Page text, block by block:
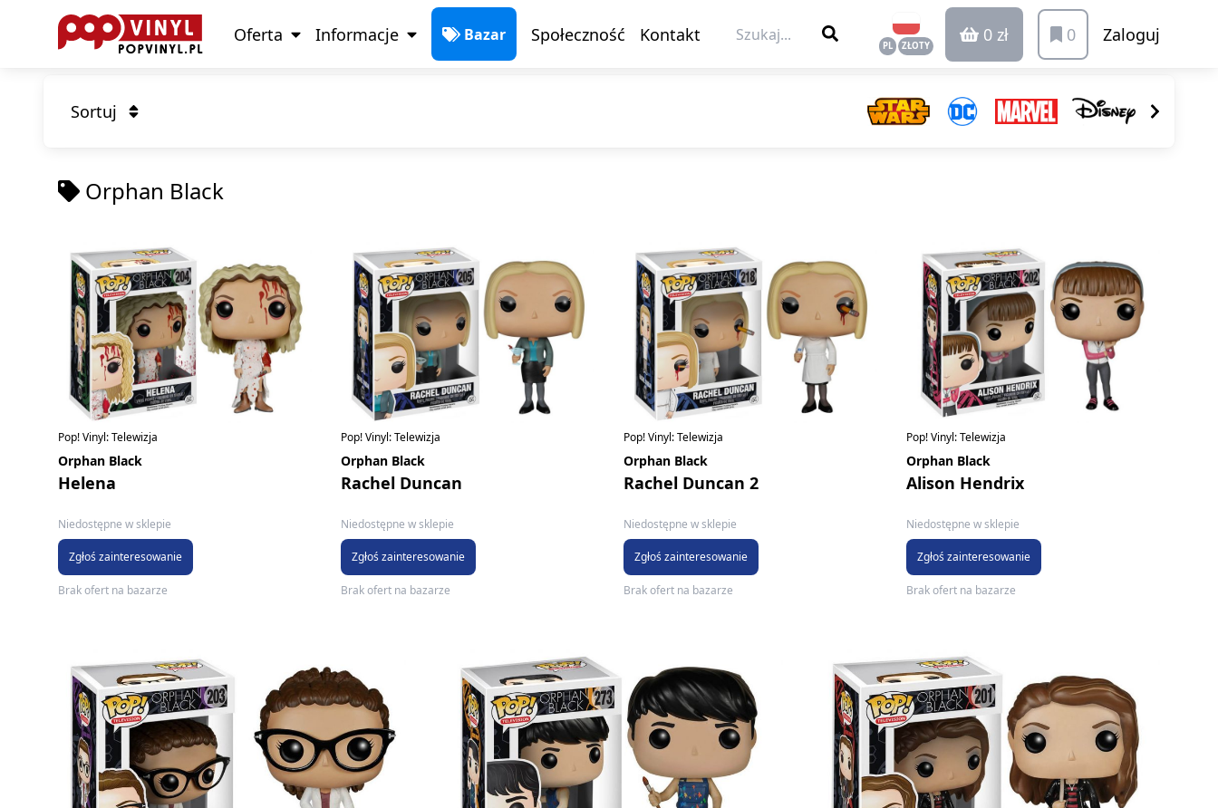
Oferta Informacje Bazar Społeczność Kontakt
PL ZŁOTY
0 zł 0 Zaloguj
Sortuj
Orphan Black
Pop! Vinyl: Telewizja
Orphan Black
Helena
Niedostępne w sklepie
Zgłoś zainteresowanie
Brak ofert na bazarze
Pop! Vinyl: Telewizja
Orphan Black
Rachel Duncan
Niedostępne w sklepie
Zgłoś zainteresowanie
Brak ofert na bazarze
Pop! Vinyl: Telewizja
Orphan Black
Rachel Duncan 2
Niedostępne w sklepie
Zgłoś zainteresowanie
Brak ofert na bazarze
Pop! Vinyl: Telewizja
Orphan Black
Alison Hendrix
Niedostępne w sklepie
Zgłoś zainteresowanie
Brak ofert na bazarze